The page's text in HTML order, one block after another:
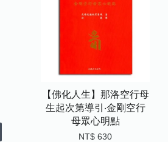
【佛化人生】那洛空行母
生起次第導引‧金剛空行
母眾心明點
NT$ 630